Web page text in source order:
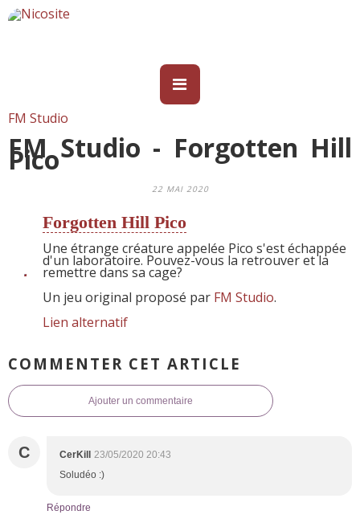
FM Studio
FM Studio - Forgotten Hill
Pico
22 MAI 2020
Forgotten Hill Pico
Une étrange créature appelée Pico s'est échappée
d'un laboratoire. Pouvez-vous la retrouver et la
remettre dans sa cage?
Un jeu original proposé par FM Studio.
Lien alternatif
COMMENTER CET ARTICLE
Ajouter un commentaire
C CerKill 23/05/2020 20:43
Soludéo :)
Répondre